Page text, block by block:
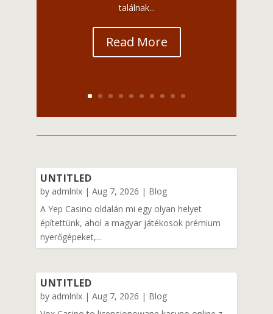
találnak...
Read More
UNTITLED
by admlnlx |Aug 7, 2026 | Blog
A Yep Casino oldalán mi egy olyan helyet
építettünk, ahol a magyar játékosok prémium
nyerőgépeket,...
UNTITLED
by admlnlx |Aug 7, 2026 | Blog